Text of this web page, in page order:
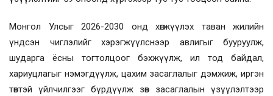
Монгол Улсыг 2026-2030 онд хөгжүүлэх таван жилийн
үндсэн чиглэлийг хэрэгжүүлснээр авлигыг бууруулж,
шударга ёсны тогтолцоог бэхжүүлж, ил тод байдал,
хариуцлагыг нэмэгдүүлж, цахим засаглалыг дэмжиж, иргэн
төвтэй үйлчилгээг бүрдүүлж зөв засаглалын үзүүлэлтээр